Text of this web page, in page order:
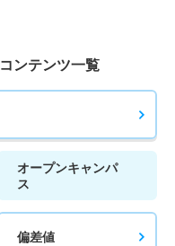
ンテンツ一覧
オープンキャンパ
ス
偏差値